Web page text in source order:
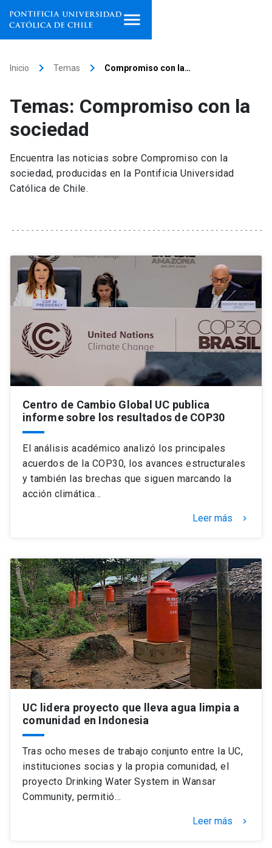
Facultades, escuelas e
institutos
Investigación
Internacionalización
Universidad
Información para keyboard_arrow_down
Futuros estudiantes
Estudiantes
Académicos
Personal
Alumni
Padres y familia
Go to english site
ACCESOS DIRECTOS
Mi Cuenta UC launch
Correo UC launch
Mi Portal UC launch
Inicio keyboard_arrow_right Temas keyboard_arrow_right Compromiso con la…
Temas: Compromiso con la
sociedad
Encuentra las noticias sobre Compromiso con la
sociedad, producidas en la Pontificia Universidad
Católica de Chile.
Centro de Cambio Global UC publica
informe sobre los resultados de COP30
El análisis académico analizó los principales
acuerdos de la COP30, los avances estructurales
y también las brechas que siguen marcando la
acción climática…
Leer más keyboard_arrow_right
UC lidera proyecto que lleva agua limpia a
comunidad en Indonesia
Tras ocho meses de trabajo conjunto entre la UC,
instituciones socias y la propia comunidad, el
proyecto Drinking Water System in Wansar
Community, permitió…
Leer más keyboard_arrow_right